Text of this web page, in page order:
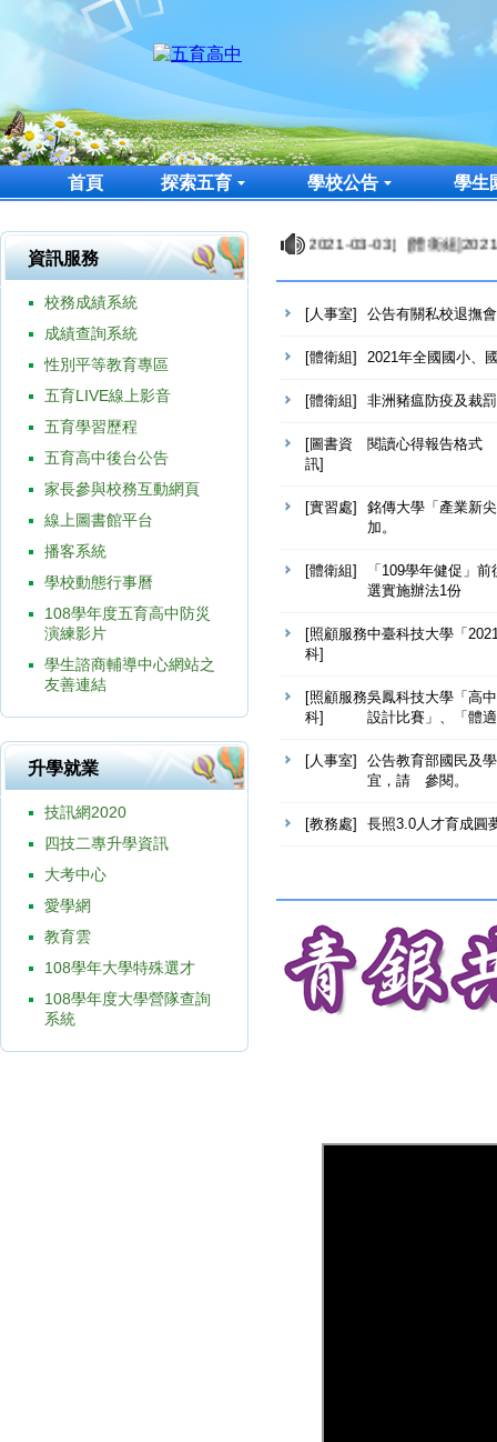
首頁 探索五育 學校公告 學生
資訊服務
校務成績系統
成績查詢系統
性別平等教育專區
五育LIVE線上影音
五育學習歷程
五育高中後台公告
家長參與校務互動網頁
線上圖書館平台
播客系統
學校動態行事曆
108學年度五育高中防災
演練影片
學生諮商輔導中心網站之
友善連結
升學就業
技訊網2020
四技二專升學資訊
大考中心
愛學網
教育雲
108學年大學特殊選才
108學年度大學營隊查詢
系統
請領制度相關宣導事宜，請 查照。 ［2021-03-03］[體衛組
[人事室] 公告有關私校退撫
[體衛組] 2021年全國國小、
[體衛組] 非洲豬瘟防疫及裁
[圖書資
訊]
閱讀心得報告格式
[實習處]
銘傳大學「產業新
加。
[體衛組]
「109學年健促」
選實施辦法1份
[照顧服務
科]
中臺科技大學「
[照顧服務
科]
吳鳳科技大學「高
設計比賽」、「體
[人事室]
公告教育部國民及
宜，請 參閱。
[教務處] 長照3.0人才育成圓